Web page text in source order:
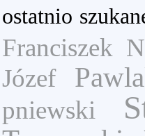
ostatnio
Franciszek
Józef
pniewski